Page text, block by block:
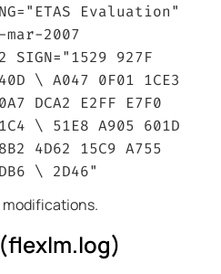
Evaluation"
mar-2007
SIGN="1529 927F
\ A047 0F01 1CE3
DCA2 E2FF E7F0
\ 51E8 A905 601D
4D62 15C9 A755
\ 2D46"
modifications.